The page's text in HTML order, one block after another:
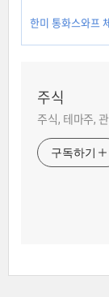
한미 통화스와프
주식
주식, 테마주,
구독하기